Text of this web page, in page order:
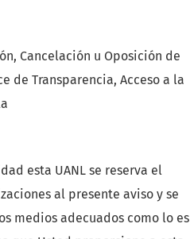
Cancelación u Oposición de
de Transparencia, Acceso a la
esta UANL se reserva el
al presente aviso y se
medios adecuados como lo es